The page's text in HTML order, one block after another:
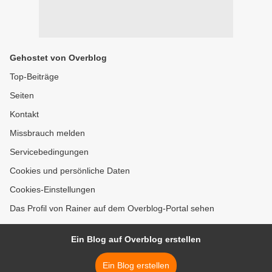
Gehostet von Overblog
Top-Beiträge
Seiten
Kontakt
Missbrauch melden
Servicebedingungen
Cookies und persönliche Daten
Cookies-Einstellungen
Das Profil von Rainer auf dem Overblog-Portal sehen
Ein Blog auf Overblog erstellen
Ein Blog erstellen